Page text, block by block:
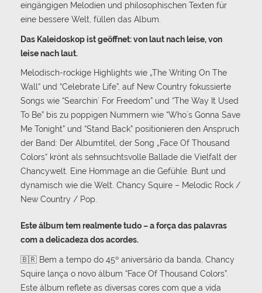
eingängigen Melodien und philosophischen Texten für
eine bessere Welt, füllen das Album.
Das Kaleidoskop ist geöffnet: von laut nach leise, von
leise nach laut.
Melodisch-rockige Highlights wie „The Writing On The
Wall“ und “Celebrate Life”, auf New Country fokussierte
Songs wie “Searchin´ For Freedom” und “The Way It Used
To Be” bis zu poppigen Nummern wie “Who´s Gonna Save
Me Tonight” und “Stand Back” positionieren den Anspruch
der Band: Der Albumtitel, der Song „Face Of Thousand
Colors“ krönt als sehnsuchtsvolle Ballade die Vielfalt der
Chancywelt. Eine Hommage an die Gefühle. Bunt und
dynamisch wie die Welt. Chancy Squire – Melodic Rock /
New Country / Pop.
Este álbum tem realmente tudo – a força das palavras
com a delicadeza dos acordes.
🇧🇷 Bem a tempo do 45º aniversário da banda, Chancy
Squire lança o novo álbum “Face Of Thousand Colors”.
Este álbum reflete as diversas cores com que a vida